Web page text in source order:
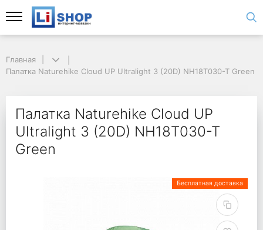
Главная
Палатка Naturehike Cloud UP Ultralight 3 (20D) NH18T030-T Green
Палатка Naturehike Cloud UP
Ultralight 3 (20D) NH18T030-T
Green
Бесплатная доставка